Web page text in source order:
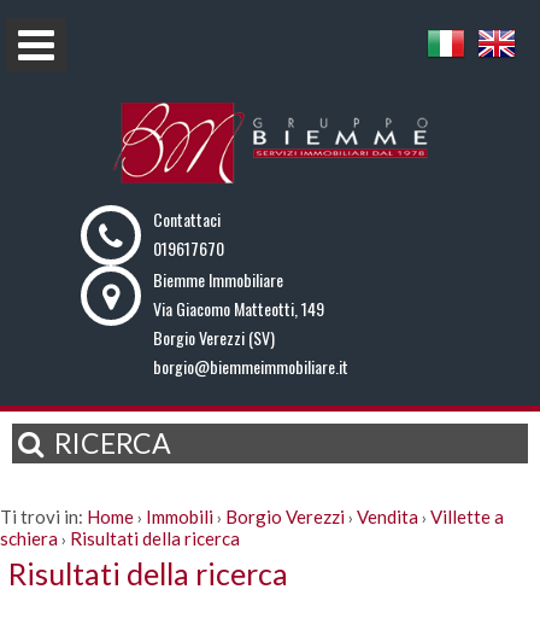
Contattaci
019617670
Biemme Immobiliare
Via Giacomo Matteotti, 149
Borgio Verezzi (SV)
borgio@biemmeimmobiliare.it
RICERCA
Ti trovi in: Home› Immobili› Borgio Verezzi› Vendita› Villette a
schiera› Risultati della ricerca
Risultati della ricerca